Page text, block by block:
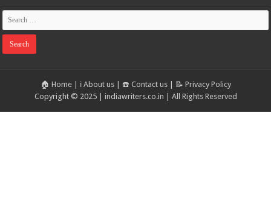
🏠 Home| ℹ️ About us| ☎️ Contact us| 📝 Privacy Policy
Copyright © 2025 | indiawriters.co.in | All Rights Reserved